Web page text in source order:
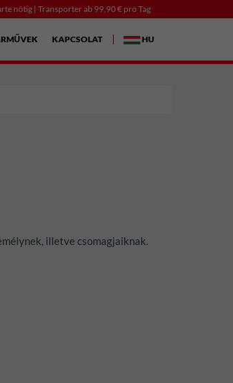
nötig | Transporter ab 99,90 € pro Tag
KAPCSOLAT HU
illetve csomagjaiknak.